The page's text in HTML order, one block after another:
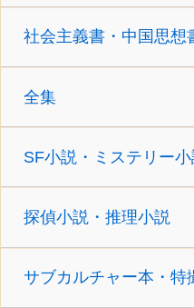
社会主義書・中国思想
全集
SF小説・ミステリー小
探偵小説・推理小説
サブカルチャー本・特